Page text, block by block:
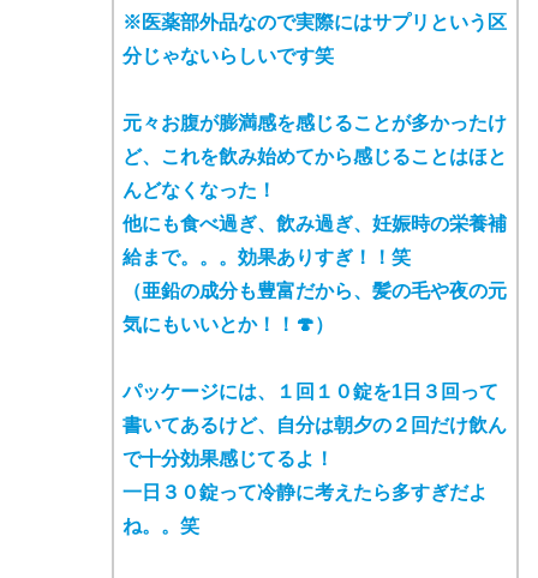
※医薬部外品なので実際にはサプリという区
分じゃないらしいです笑
元々お腹が膨満感を感じることが多かったけ
ど、これを飲み始めてから感じることはほと
んどなくなった！
他にも食べ過ぎ、飲み過ぎ、妊娠時の栄養補
給まで。。。効果ありすぎ！！笑
（亜鉛の成分も豊富だから、髪の毛や夜の元
気にもいいとか！！🍄）
パッケージには、１回１０錠を1日３回って
書いてあるけど、自分は朝夕の２回だけ飲ん
で十分効果感じてるよ！
一日３０錠って冷静に考えたら多すぎだよ
ね。。笑